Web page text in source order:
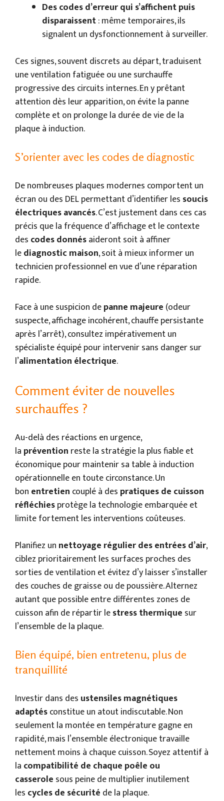
Des codes d’erreur qui s’affichent puis
disparaissent: même temporaires, ils
signalent un dysfonctionnement à surveiller.
Ces signes, souvent discrets au départ, traduisent
une ventilation fatiguée ou une surchauffe
progressive des circuits internes. En y prêtant
attention dès leur apparition, on évite la panne
complète et on prolonge la durée de vie de la
plaque à induction.
S’orienter avec les codes de diagnostic
De nombreuses plaques modernes comportent un
écran ou des DEL permettant d’identifier les soucis
électriques avancés. C’est justement dans ces cas
précis que la fréquence d’affichage et le contexte
des codes donnésaideront soit à affiner
lediagnostic maison, soit à mieux informer un
technicien professionnel en vue d’une réparation
rapide.
Face à une suspicion depanne majeure (odeur
suspecte, affichage incohérent, chauffe persistante
après l’arrêt), consultez impérativement un
spécialiste équipé pour intervenir sans danger sur
l’alimentation électrique.
Comment éviter de nouvelles
surchauffes ?
Au-delà des réactions en urgence,
la prévention reste la stratégie la plus fiable et
économique pour maintenir sa table à induction
opérationnelle en toute circonstance. Un
bon entretien couplé à des pratiques de cuisson
réfléchiesprotège la technologie embarquée et
limite fortement les interventions coûteuses.
Planifiez un nettoyage régulier des entrées d’air,
ciblez prioritairement les surfaces proches des
sorties de ventilation et évitez d’y laisser s’installer
des couches de graisse ou de poussière. Alternez
autant que possible entre différentes zones de
cuisson afin de répartir lestress thermique sur
l’ensemble de la plaque.
Bien équipé, bien entretenu, plus de
tranquillité
Investir dans des ustensiles magnétiques
adaptésconstitue un atout indiscutable. Non
seulement la montée en température gagne en
rapidité, mais l’ensemble électronique travaille
nettement moins à chaque cuisson. Soyez attentif à
la compatibilité de chaque poêle ou
casserole sous peine de multiplier inutilement
les cycles de sécurité de la plaque.